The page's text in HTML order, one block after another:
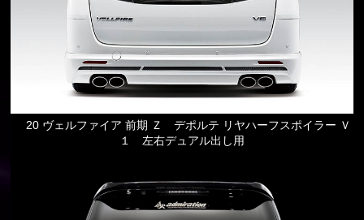
20 ヴェルファイア 前期 Ｚ デポルテ リヤハーフスポイラー Ｖ
１ 左右デュアル出し用